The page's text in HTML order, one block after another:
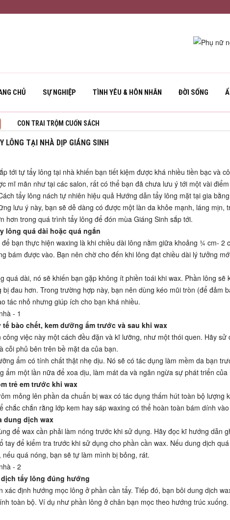
CHỦ SỰ NGHIỆP TÌNH YÊU & HÔN NHÂN ĐỜI SỐNG
CON TRAI TRỘM CUỐN SÁCH
LÔNG TẠI NHÀ DỊP GIÁNG SINH
tới tự tẩy lông tại nhà khiến bạn tiết kiệm được khá nhiều tiền bạc và
mĩ mãn như tại các salon, rất có thể bạn đã chưa lưu ý tới một vài
tẩy lông nách tự nhiên hiệu quả Hướng dẫn tẩy lông mặt tại gia
lưu ý này, bạn sẽ dễ dàng có được một làn da khỏe mạnh, láng mịn,
hơn trong quá trình tẩy lông để đón mùa Giáng Sinh sắp tới.
lông quá dài hoặc quá ngắn
bạn thực hiện waxing là khi chiều dài lông nằm giữa khoảng ¾ cm- 2
bám được vào. Bạn nên chờ cho đến khi lông đạt chiều dài lý tưởng
quá dài, nó sẽ khiến bạn gặp không ít phiền toái khi wax. Phần lông
bị đau hơn. Trong trường hợp này, bạn nên dùng kéo mũi tròn (để đảm
tác nhỏ nhưng giúp ích cho bạn khá nhiều.
tế bào chết, kem dưỡng ẩm trước và sau khi wax
công việc này một cách đều đặn và kĩ lưỡng, như một thói quen. Hãy
cỗi phủ bên trên bề mặt da của bạn.
ẩm có tính chất thật nhẹ dịu. Nó sẽ có tác dụng làm mềm da bạn
ẩm một lần nữa để xoa dịu, làm mát da và ngăn ngừa sự phát triển của
trẻ em trước khi wax
mỏng lên phần da chuẩn bị wax có tác dụng thấm hút toàn bộ lượng
chắc chắn rằng lớp kem hay sáp waxing có thể hoàn toàn bám dính
dung dịch wax
để wax cần phải làm nóng trước khi sử dụng. Hãy đọc kĩ hướng dẫn
tay để kiểm tra trước khi sử dụng cho phần cần wax. Nếu dung dịch
nếu quá nóng, bạn sẽ tự làm mình bị bỏng, rát.
tẩy lông đúng hướng
xác định hướng mọc lông ở phần cần tẩy. Tiếp đó, bạn bôi dung dịch
toàn bộ. Ví dụ như phần lông ở chân bạn mọc theo hướng trúc